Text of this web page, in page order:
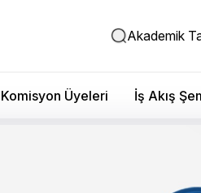
Akademik
Komisyon Üyeleri İş Akış
Eğitim,